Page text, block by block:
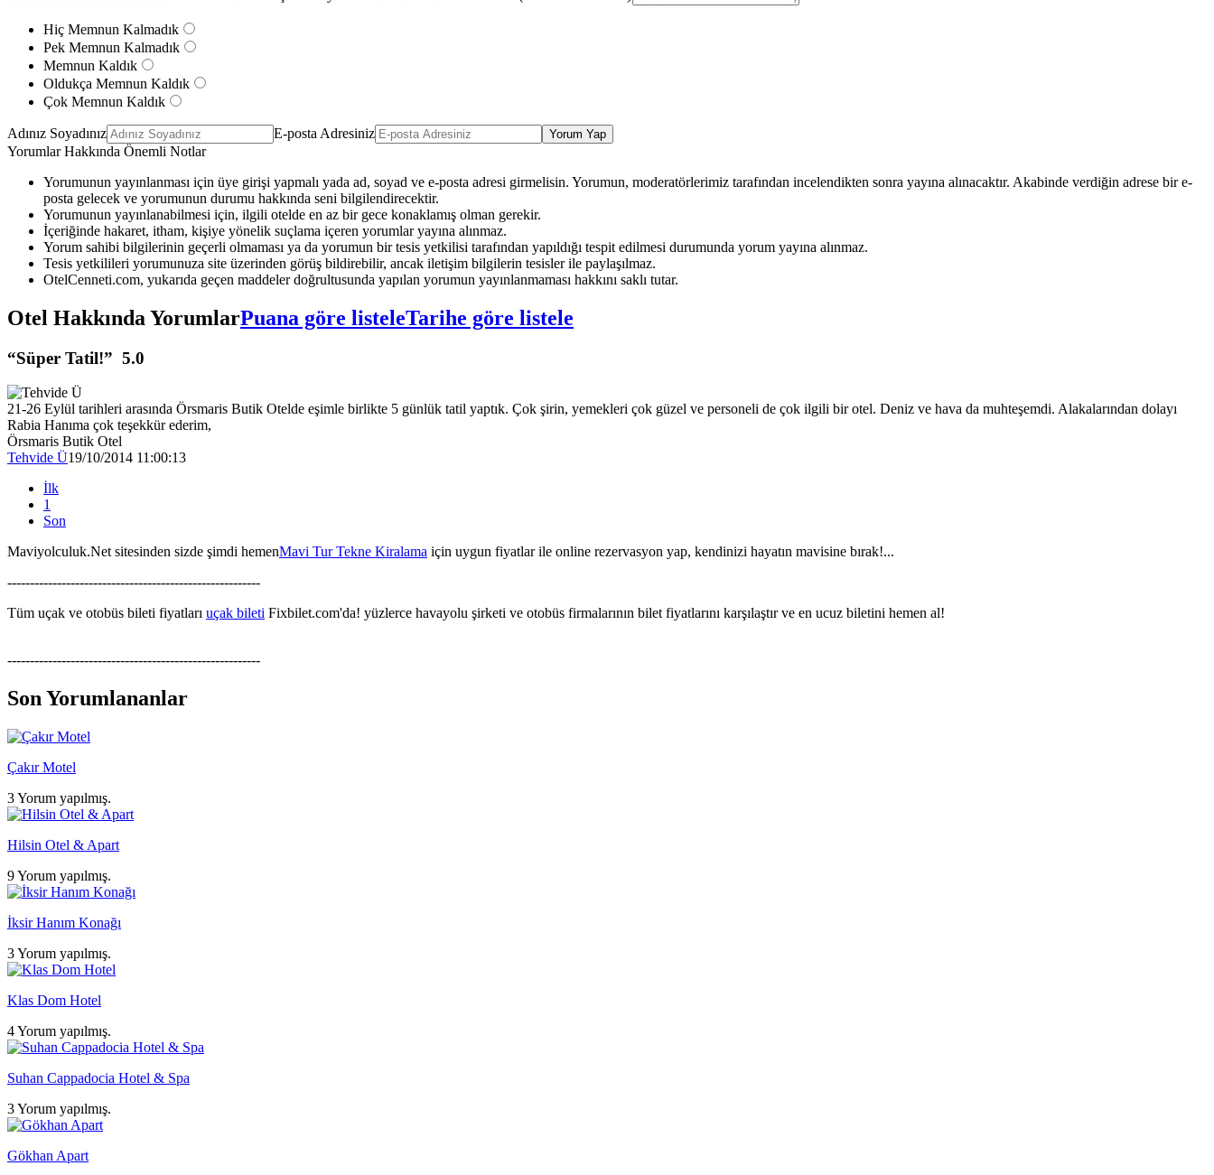
Hiç Memnun Kalmadık
Pek Memnun Kalmadık
Memnun Kaldık
Oldukça Memnun Kaldık
Çok Memnun Kaldık
Adınız Soyadınız E-posta Adresiniz Yorum Yap
Yorumlar Hakkında Önemli Notlar
Yorumunun yayınlanması için üye girişi yapmalı yada ad, soyad ve e-posta adresi girmelisin. Yorumun, moderatörlerimiz tarafından incelendikten sonra yayına alınacaktır. Akabinde verdiğin adrese bir e-
posta gelecek ve yorumunun durumu hakkında seni bilgilendirecektir.
Yorumunun yayınlanabilmesi için, ilgili otelde en az bir gece konaklamış olman gerekir.
İçeriğinde hakaret, itham, kişiye yönelik suçlama içeren yorumlar yayına alınmaz.
Yorum sahibi bilgilerinin geçerli olmaması ya da yorumun bir tesis yetkilisi tarafından yapıldığı tespit edilmesi durumunda yorum yayına alınmaz.
Tesis yetkilileri yorumunuza site üzerinden görüş bildirebilir, ancak iletişim bilgilerin tesisler ile paylaşılmaz.
OtelCenneti.com, yukarıda geçen maddeler doğrultusunda yapılan yorumun yayınlanmaması hakkını saklı tutar.
Otel Hakkında YorumlarPuana göre listeleTarihe göre listele
“Süper Tatil!” 5.0
21-26 Eylül tarihleri arasında Örsmaris Butik Otelde eşimle birlikte 5 günlük tatil yaptık. Çok şirin, yemekleri çok güzel ve personeli de çok ilgili bir otel. Deniz ve hava da muhteşemdi. Alakalarından dolayı
Rabia Hanıma çok teşekkür ederim,
Örsmaris Butik Otel
Tehvide Ü19/10/2014 11:00:13
İlk
1
Son
Maviyolculuk.Net sitesinden sizde şimdi hemenMavi Tur Tekne Kiralama için uygun fiyatlar ile online rezervasyon yap, kendinizi hayatın mavisine bırak!...
--------------------------------------------------------
Tüm uçak ve otobüs bileti fiyatları uçak bileti Fixbilet.com'da! yüzlerce havayolu şirketi ve otobüs firmalarının bilet fiyatlarını karşılaştır ve en ucuz biletini hemen al!
--------------------------------------------------------
Son Yorumlananlar
Çakır Motel
3 Yorum yapılmış.
Hilsin Otel & Apart
9 Yorum yapılmış.
İksir Hanım Konağı
3 Yorum yapılmış.
Klas Dom Hotel
4 Yorum yapılmış.
Suhan Cappadocia Hotel & Spa
3 Yorum yapılmış.
Gökhan Apart